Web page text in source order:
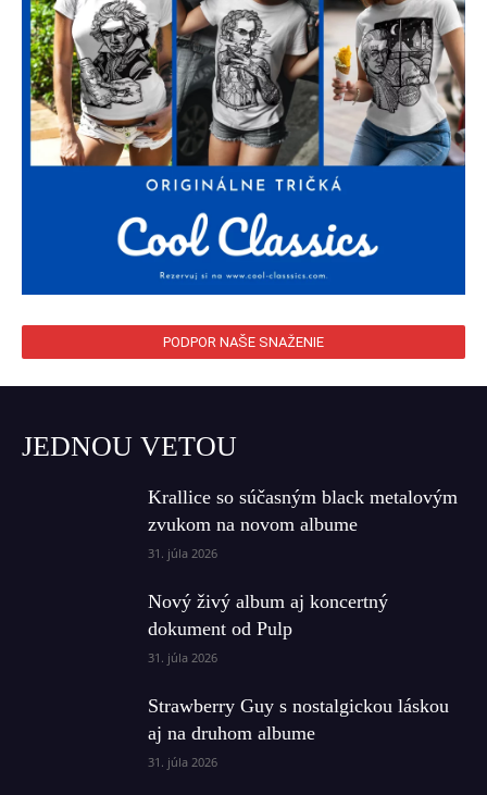
PODPOR NAŠE SNAŽENIE
JEDNOU VETOU
Krallice so súčasným black metalovým
zvukom na novom albume
31. júla 2026
Nový živý album aj koncertný
dokument od Pulp
31. júla 2026
Strawberry Guy s nostalgickou láskou
aj na druhom albume
31. júla 2026